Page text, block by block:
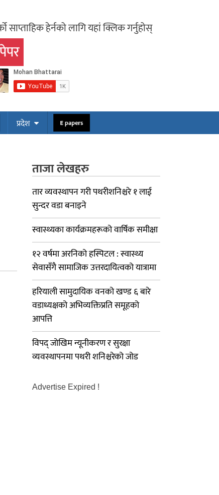
साप्ताहिक हेर्नको लागि यहां क्लिक गर्नुहोस्
प्रदेश E papers
ताजा लेखहरु
तार व्यवस्थापन गरी पथरीशनिश्चरे १ लाई
सुन्दर वडा बनाइने
स्वास्थ्यका कार्यक्रमहरूको वार्षिक समीक्षा
१२ वर्षमा अरनिको हस्पिटल : स्वास्थ्य
सेवासँगै सामाजिक उत्तरदायित्वको यात्रामा
हरियाली सामुदायिक वनको खण्ड ६ बारे
वडाध्यक्षको अभिव्यक्तिप्रति समूहको
आपत्ति
विपद् जोखिम न्यूनीकरण र सुरक्षा
व्यवस्थापनमा पथरी शनिश्चरेको जोड
Advertise Expired !